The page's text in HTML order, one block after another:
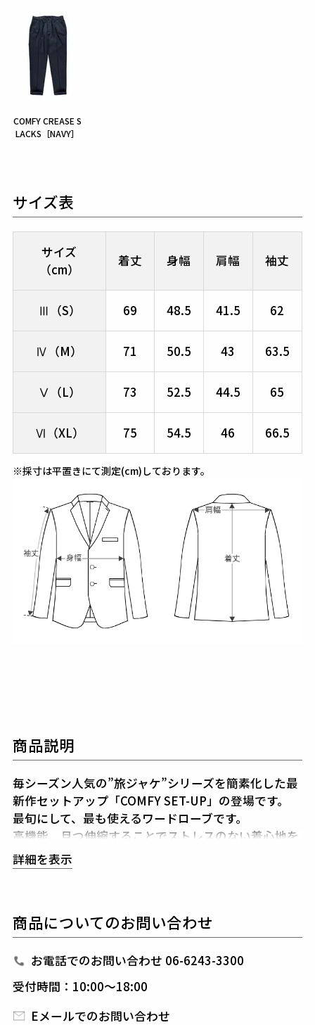
COMFY CREASE S
LACKS［NAVY］
サイズ表
サイズ
（cm）
着丈 身幅 肩幅 袖丈
Ⅲ（S） 69 48.5 41.5 62
Ⅳ（M） 71 50.5 43 63.5
Ⅴ（L） 73 52.5 44.5 65
Ⅵ（XL） 75 54.5 46 66.5
※採寸は平置きにて測定(cm)しております。
商品説明
毎シーズン人気の”旅ジャケ”シリーズを簡素化した最
新作セットアップ「COMFY SET-UP」の登場です。
最旬にして、最も使えるワードローブです。
高機能、且つ伸縮することでストレスのない着心地を
堪能できるセットアップです。
立体裁断により細身ながらストレスのない着心地をキ
ープしてくれます。また、1piu1uguale3オリジナル
の折鶴ピンをラペルに付属しています。組下のパンツ
たフロントのセンタークリースが特徴的で、裾始末は
クラシックなダブル仕立て。
詳細を表示
商品についてのお問い合わせ
お電話でのお問い合わせ 06-6243-3300
受付時間：10:00～18:00
Eメールでのお問い合わせ